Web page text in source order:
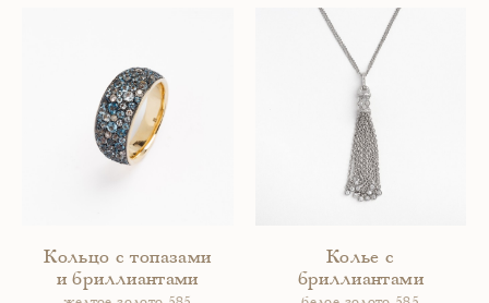
Кольцо с топазами
и бриллиантами
Колье с
бриллиантами